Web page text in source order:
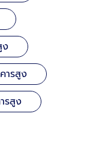
ง
ารสูง
รสูง